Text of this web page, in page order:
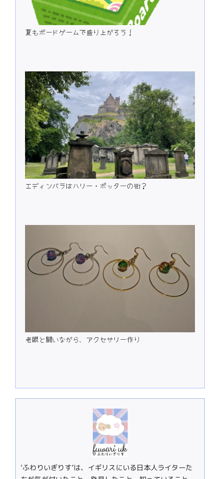
夏もボードゲームで盛り上がろう！
エディンバラはハリー・ポッターの街？
老眼と闘いながら、アクセサリー作り
‘ふわりいぎりす’は、イギリスにいる日本人ライターた